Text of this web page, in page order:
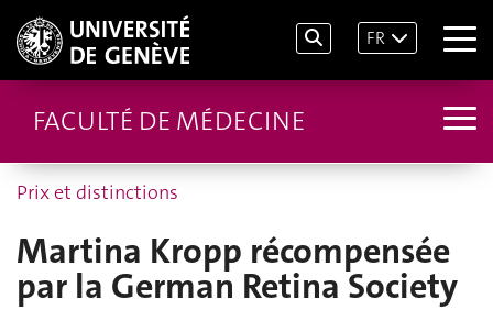
FR
FACULTÉ DE MÉDECINE
Prix et distinctions
Martina Kropp récompensée
par la German Retina Society